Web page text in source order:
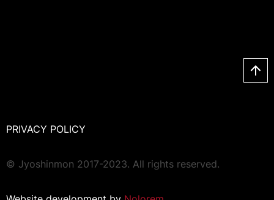
PRIVACY POLICY
© Jyoshinmon 2017-2023. All rights reserved.